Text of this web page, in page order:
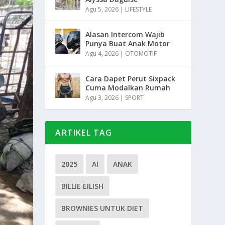
Agu 5, 2026 | LIFESTYLE
Alasan Intercom Wajib
Punya Buat Anak Motor
Agu 4, 2026 | OTOMOTIF
Cara Dapet Perut Sixpack
Cuma Modalkan Rumah
Agu 3, 2026 | SPORT
ARTIKEL TAG
2025 AI ANAK
BILLIE EILISH
BROWNIES UNTUK DIET